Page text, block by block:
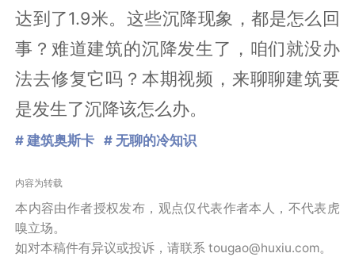
达到了1.9米。这些沉降现象，都是怎么回
事？难道建筑的沉降发生了，咱们就没办
法去修复它吗？本期视频，来聊聊建筑要
是发生了沉降该怎么办。
# 建筑奥斯卡 # 无聊的冷知识
内容为转载
本内容由作者授权发布，观点仅代表作者本人，不代表虎
嗅立场。
如对本稿件有异议或投诉，请联系 tougao@huxiu.com。